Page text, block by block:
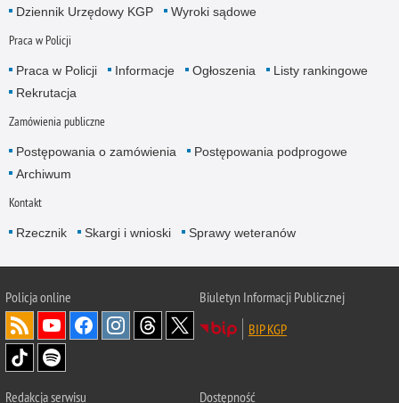
Dziennik Urzędowy KGP Wyroki sądowe
Praca w Policji
Praca w Policji Informacje Ogłoszenia
Listy rankingowe
Rekrutacja
Zamówienia publiczne
Postępowania o zamówienia
Postępowania podprogowe
Archiwum
Kontakt
Rzecznik Skargi i wnioski Sprawy weteranów
Policjaonline
Biuletyn Informacji Publicznej
BIP KGP
Redakcja serwisu Dostępność